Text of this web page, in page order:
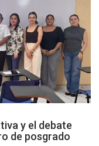
y el debate
de posgrado